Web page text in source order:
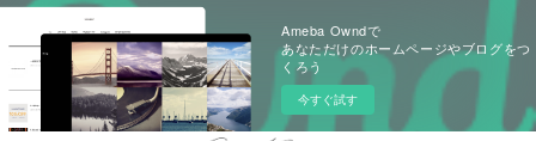
Ameba Owndで
あなただけのホームページやブログをつ
くろう
今すぐ試す